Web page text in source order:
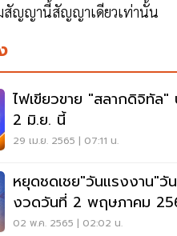
สัญญานี้สัญญาเดียวเท่านั้น
ไฟเขียวขาย "สลากดิจิทัล"
2 มิ.ย. นี้
29 เม.ย. 2565 | 07:11 น.
หยุดชดเชย"วันแรงงาน"วั
งวดวันที่ 2 พฤษภาคม
สถิติหวย10ปี
02 พ.ค. 2565 | 02:02 น.